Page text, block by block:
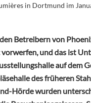
in Dortmund im
Betreibern von
und das ist
auf dem
des früheren
Hörde wurden